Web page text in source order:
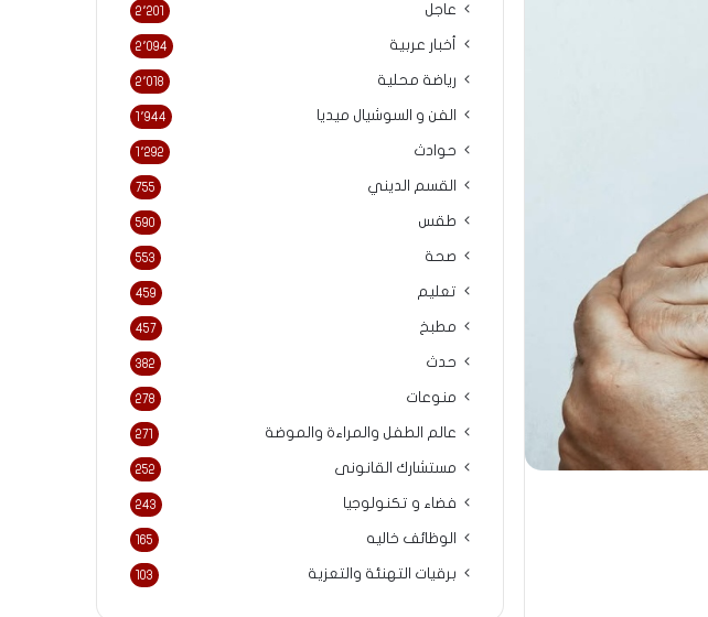
عاجل 2٬201
أخبار عربية 2٬094
رياضة محلية 2٬018
الفن و السوشيال ميديا 1٬944
حوادث 1٬292
القسم الديني 755
طقس 590
صحة 553
تعليم 459
مطبخ 457
حدث 382
منوعات 278
عالم الطفل والمراءة والموضة 271
مستشارك القانونى 252
فضاء و تكنولوجيا 243
الوظائف خاليه 165
برقيات التهنئة والتعزية 103